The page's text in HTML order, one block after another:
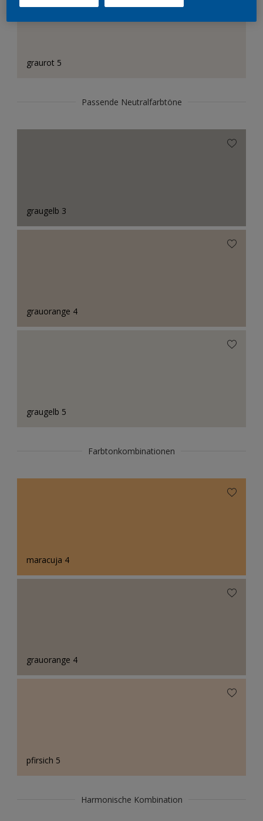
graurot 5
Passende Neutralfarbtöne
graugelb 3
grauorange 4
graugelb 5
Farbtonkombinationen
maracuja 4
grauorange 4
pfirsich 5
Harmonische Kombination